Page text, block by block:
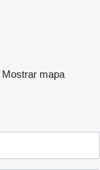
Mostrar mapa